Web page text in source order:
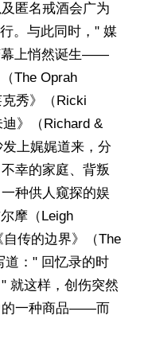
匿名戒酒会广为
。与此同时，" 媒
幕上悄然诞生——
The Oprah
秀》（Ricki
》（Richard &
上娓娓道来，分
幸的家庭、背叛
种供人窥探的娱
摩（Leigh
传的边界》（The
道：" 回忆录的时
就这样，创伤突然
的一种商品——而